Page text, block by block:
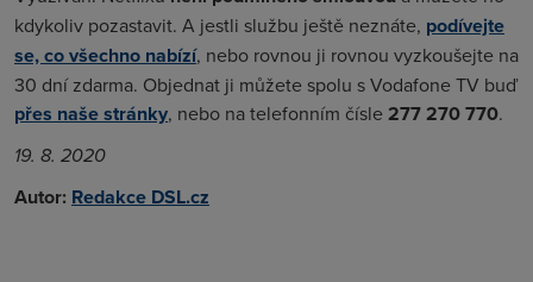
kdykoliv pozastavit. A jestli službu ještě neznáte, podívejte
se, co všechno nabízí, nebo rovnou ji rovnou vyzkoušejte na
30 dní zdarma. Objednat ji můžete spolu s Vodafone TV buď
přes naše stránky, nebo na telefonním čísle 277 270 770.
19. 8. 2020
Autor: Redakce DSL.cz